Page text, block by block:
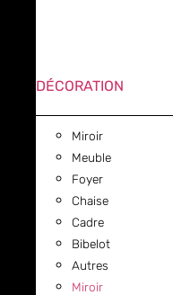
DÉCORATION
Miroir
Meuble
Foyer
Chaise
Cadre
Bibelot
Autres
Miroir